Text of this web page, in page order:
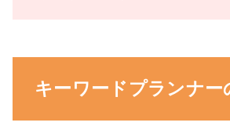
キーワードプランナー